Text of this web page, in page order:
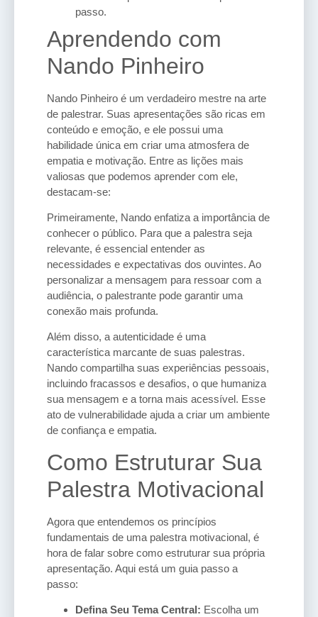
passo.
Aprendendo com
Nando Pinheiro
Nando Pinheiro é um verdadeiro mestre na arte
de palestrar. Suas apresentações são ricas em
conteúdo e emoção, e ele possui uma
habilidade única em criar uma atmosfera de
empatia e motivação. Entre as lições mais
valiosas que podemos aprender com ele,
destacam-se:
Primeiramente, Nando enfatiza a importância de
conhecer o público. Para que a palestra seja
relevante, é essencial entender as
necessidades e expectativas dos ouvintes. Ao
personalizar a mensagem para ressoar com a
audiência, o palestrante pode garantir uma
conexão mais profunda.
Além disso, a autenticidade é uma
característica marcante de suas palestras.
Nando compartilha suas experiências pessoais,
incluindo fracassos e desafios, o que humaniza
sua mensagem e a torna mais acessível. Esse
ato de vulnerabilidade ajuda a criar um ambiente
de confiança e empatia.
Como Estruturar Sua
Palestra Motivacional
Agora que entendemos os princípios
fundamentais de uma palestra motivacional, é
hora de falar sobre como estruturar sua própria
apresentação. Aqui está um guia passo a
passo:
Defina Seu Tema Central: Escolha um